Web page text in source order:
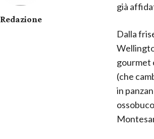
Redazione
già
Dalla
gourmet
(che
in